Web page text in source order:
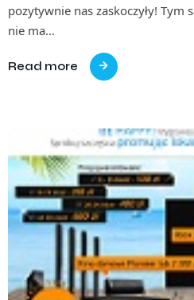
pozytywnie nas zaskoczyły!
nie ma…
Read more